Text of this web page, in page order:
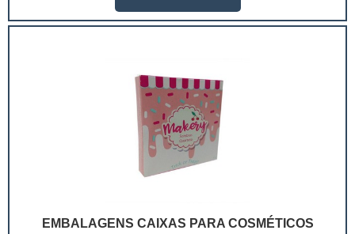
arrebatador”.O texto é, em sua maioria, rápido e
EMBALAGENS CAIXAS PARA COSMÉTICOS